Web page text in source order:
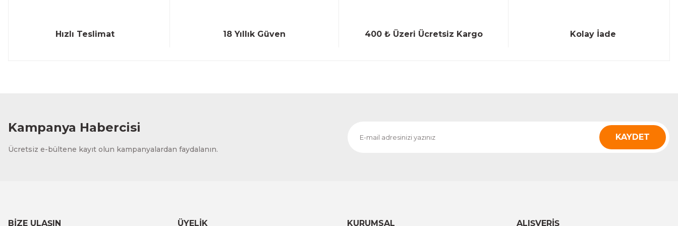
Hızlı Teslimat 18 Yıllık Güven 400 ₺ Üzeri Ücretsiz Kargo Kolay İade
Kampanya Habercisi
Ücretsiz e-bültene kayıt olun kampanyalardan faydalanın.
KAYDET
BİZE ULAŞIN ÜYELİK KURUMSAL ALIŞVERİŞ